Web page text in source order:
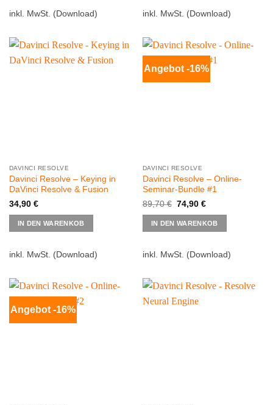
Die
Optionen
inkl. MwSt. (Download) inkl. MwSt. (Download)
DAVINCI RESOLVE
Davinci Resolve – Keying in
DaVinci Resolve & Fusion
34,90 €
IN DEN WARENKOB
inkl. MwSt. (Download)
Angebot -16%
DAVINCI RESOLVE
Davinci Resolve – Online-
Seminar-Bundle #1
89,70€ Ursprünglicher
war:
89,70 €
74,90 €Aktueller
ist:
74,90 €.
IN DEN WARENKOB
inkl. MwSt. (Download)
Angebot -16%